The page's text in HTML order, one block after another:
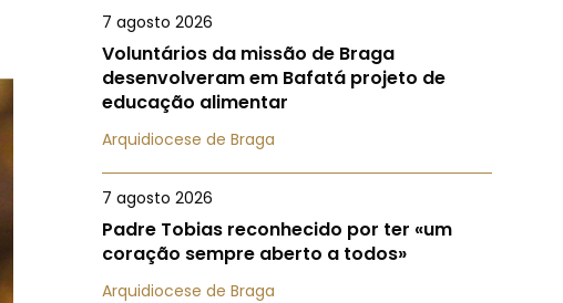
7 agosto 2026
Voluntários da missão de Braga
desenvolveram em Bafatá projeto de
educação alimentar
Arquidiocese de Braga
7 agosto 2026
Padre Tobias reconhecido por ter «um
coração sempre aberto a todos»
Arquidiocese de Braga